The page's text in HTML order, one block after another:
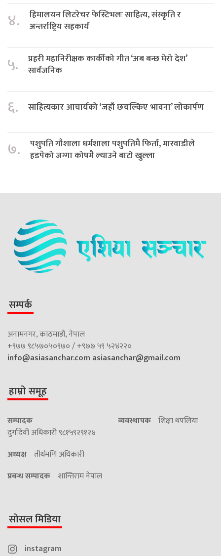
४.
हिमालयन लिटरेचर फेस्टिभलः साहित्य, संस्कृति र
अन्तर्राष्ट्रिय सहकार्य
५.
प्रहरी महानिरीक्षक कार्कीको गीत ‘अब बन्छ मेरो देश’
सार्वजनिक
६. साहित्यकार आचार्यको ‘जहाँ छचल्किए भावना’ लोकार्पण
७.
पशुपति गौशाला धर्मशाला पशुपतिमै फिर्ता, मारवाडीले
हडपेको जग्गा कोषमै ल्याउने बाटो खुल्ला
सम्पर्क
अनामनगर, काठमाडौं, नेपाल
+९७७ ९८५७०५०९७० / +९७७ ५९ ५२४२२०
info@asiasanchar.com asiasanchar@gmail.com
हाम्रो समूह
सम्पादक
दुर्गादेवी अधिकारी ९८१५९२९१२४
व्यवस्थापक शिक्षा थपलिया
अध्यक्ष तीर्थमणि अधिकारी
प्रबन्ध सम्पादक शान्तिराम नेपाल
सोसल मिडिया
instagram